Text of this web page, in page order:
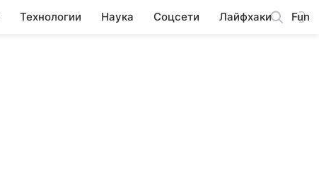
Технологии Наука Соцсети Лайфхаки Fun